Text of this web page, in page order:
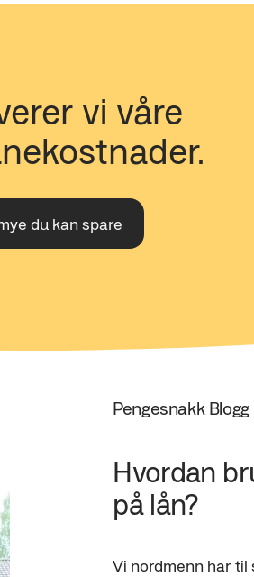
vi våre
du kan spare
Pengesnakk Blogg
Hvordan
på lån?
Vi nordmenn har til